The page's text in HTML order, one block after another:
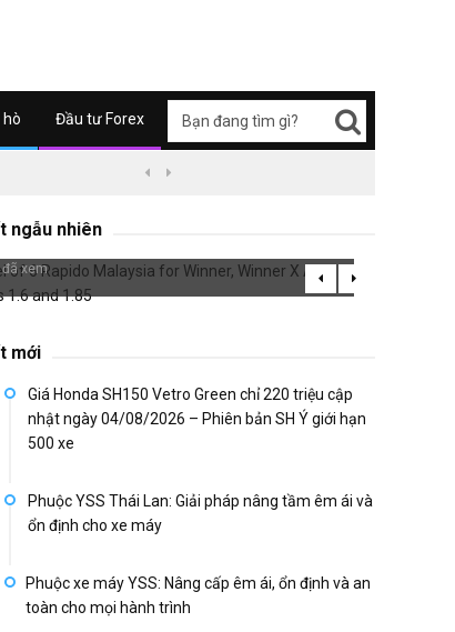
hò Đầu tư Forex
 
ngẫu nhiên
X ABS versions 1.6 and 1.85
xem
mới
Giá Honda SH150 Vetro Green chỉ 220 triệu cập
nhật ngày 04/08/2026 – Phiên bản SH Ý giới hạn
500 xe
Phuộc YSS Thái Lan: Giải pháp nâng tầm êm ái và
ổn định cho xe máy
Phuộc xe máy YSS: Nâng cấp êm ái, ổn định và an
toàn cho mọi hành trình